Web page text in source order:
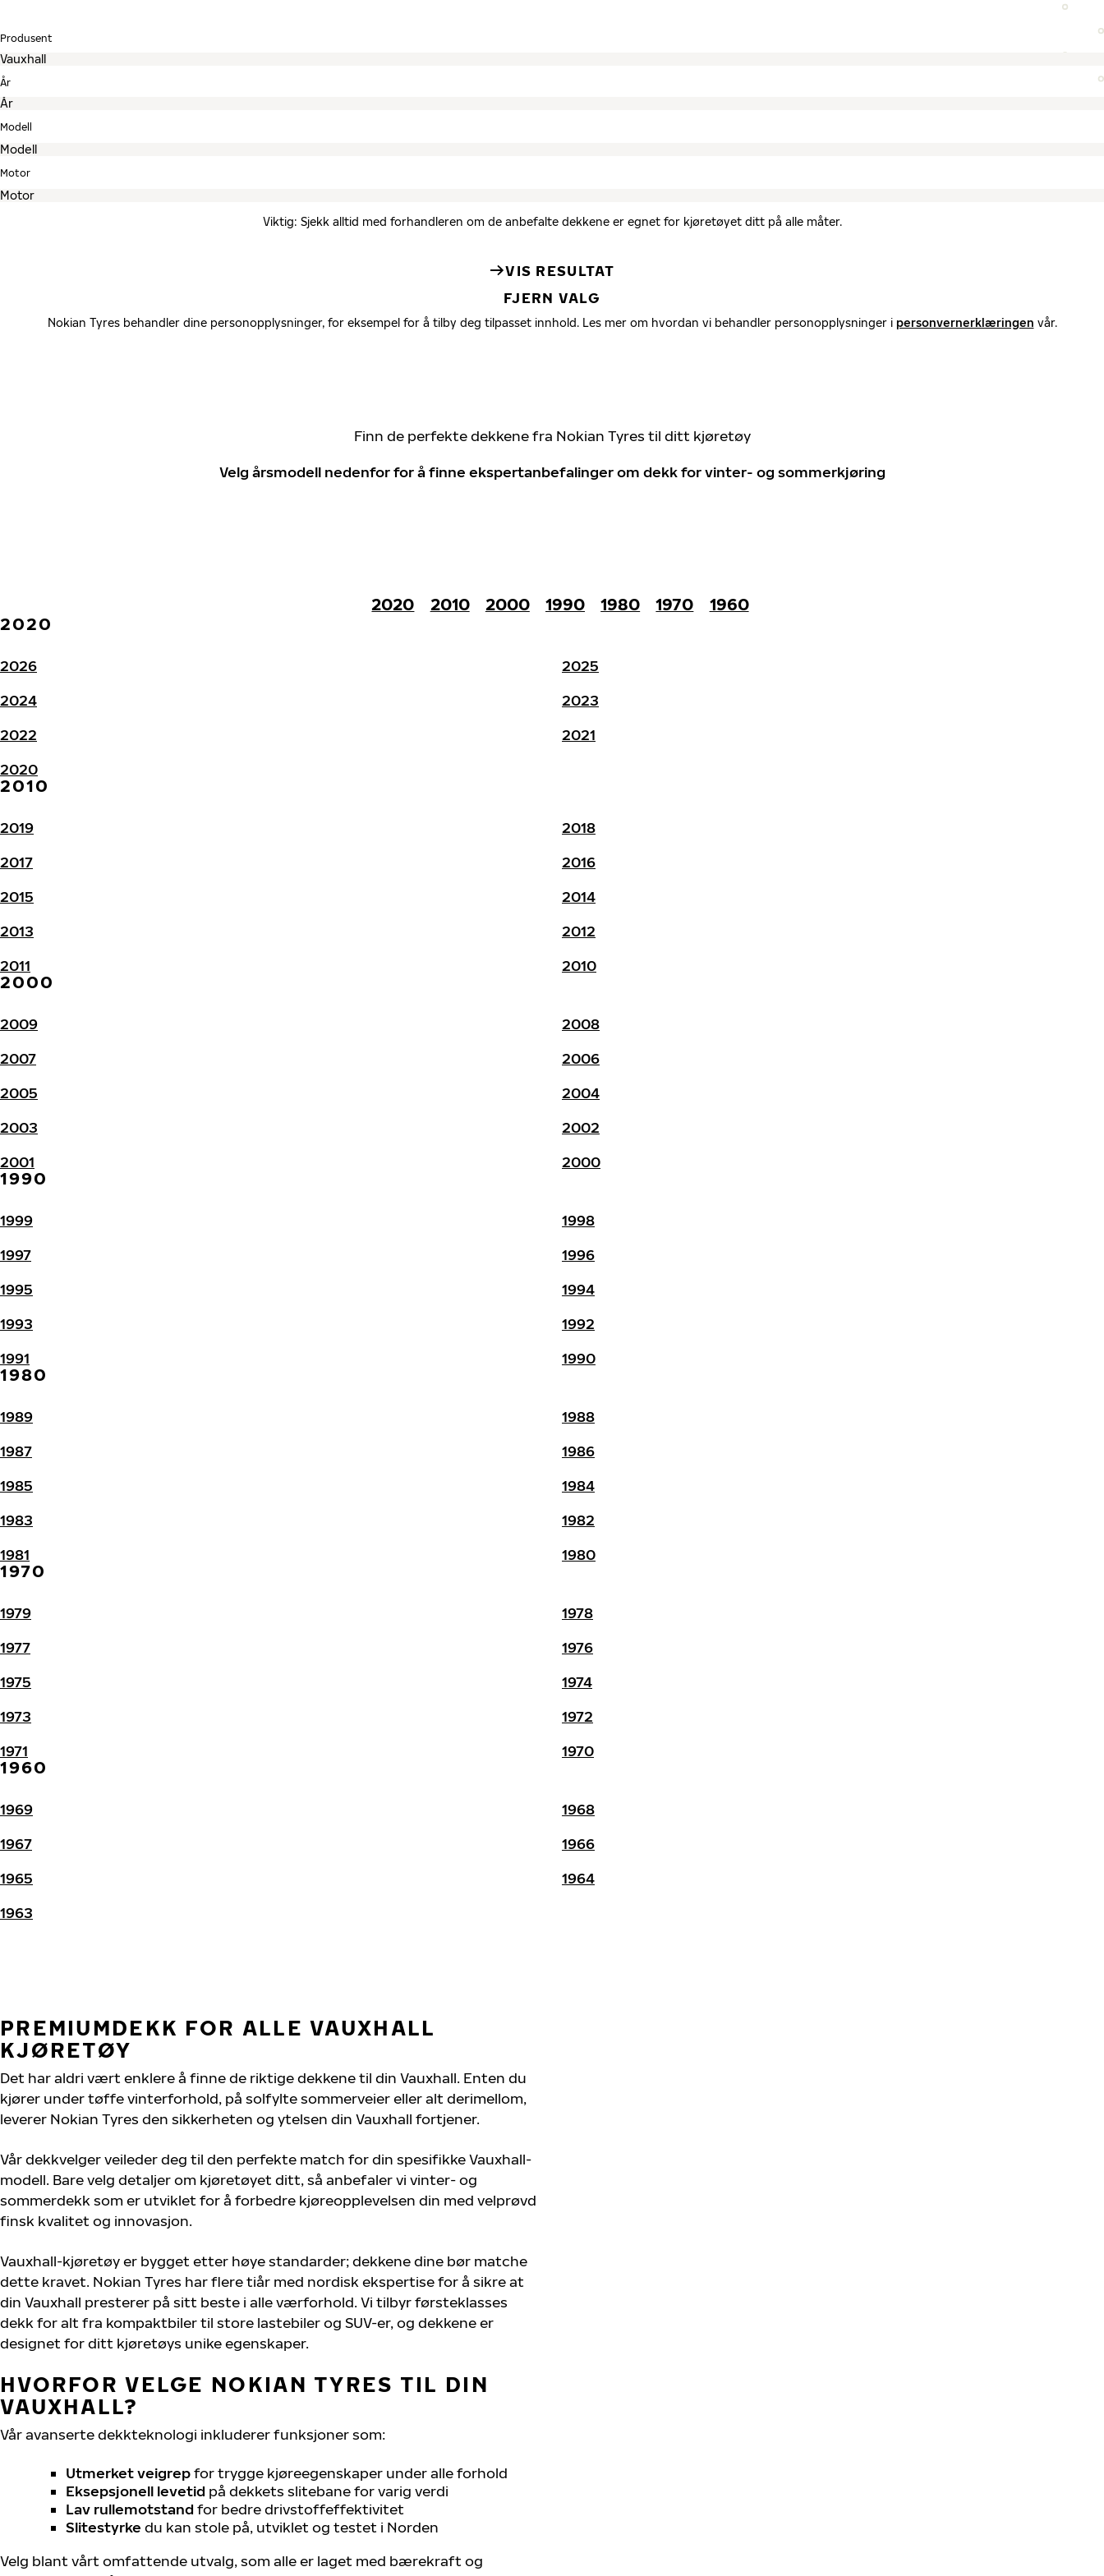
Produsent
År
Modell
Motor
Viktig: Sjekk alltid med forhandleren om de anbefalte dekkene er egnet for kjøretøyet ditt på alle måter.
VIS RESULTAT
FJERN VALG
Nokian Tyres behandler dine personopplysninger, for eksempel for å tilby deg tilpasset innhold. Les mer om hvordan vi behandler personopplysninger i personvernerklæringen vår.
Finn de perfekte dekkene fra Nokian Tyres til ditt kjøretøy
Velg årsmodell nedenfor for å finne ekspertanbefalinger om dekk for vinter- og sommerkjøring
2020 2010 2000 1990 1980 1970
1960
2020
2026
2025
2024
2023
2022
2021
2020
2010
2019
2018
2017
2016
2015
2014
2013
2012
2011
2010
2000
2009
2008
2007
2006
2005
2004
2003
2002
2001
2000
1990
1999
1998
1997
1996
1995
1994
1993
1992
1991
1990
1980
1989
1988
1987
1986
1985
1984
1983
1982
1981
1980
1970
1979
1978
1977
1976
1975
1974
1973
1972
1971
1970
1960
1969
1968
1967
1966
1965
1964
1963
PREMIUMDEKK FOR ALLE VAUXHALL
KJØRETØY
Det har aldri vært enklere å finne de riktige dekkene til din Vauxhall. Enten du
kjører under tøffe vinterforhold, på solfylte sommerveier eller alt derimellom,
leverer Nokian Tyres den sikkerheten og ytelsen din Vauxhall fortjener.
Vår dekkvelger veileder deg til den perfekte match for din spesifikke Vauxhall-
modell. Bare velg detaljer om kjøretøyet ditt, så anbefaler vi vinter- og
sommerdekk som er utviklet for å forbedre kjøreopplevelsen din med velprøvd
finsk kvalitet og innovasjon.
Vauxhall-kjøretøy er bygget etter høye standarder; dekkene dine bør matche
dette kravet. Nokian Tyres har flere tiår med nordisk ekspertise for å sikre at
din Vauxhall presterer på sitt beste i alle værforhold. Vi tilbyr førsteklasses
dekk for alt fra kompaktbiler til store lastebiler og SUV-er, og dekkene er
designet for ditt kjøretøys unike egenskaper.
HVORFOR VELGE NOKIAN TYRES TIL DIN
VAUXHALL?
Vår avanserte dekkteknologi inkluderer funksjoner som:
Utmerket veigrepfor trygge kjøreegenskaper under alle forhold
Eksepsjonell levetid på dekkets slitebane for varig verdi
Lav rullemotstand for bedre drivstoffeffektivitet
Slitestyrke du kan stole på, utviklet og testet i Norden
Velg blant vårt omfattende utvalg, som alle er laget med bærekraft og